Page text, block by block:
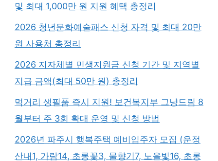
및 최대 1,000만 원 지원 혜택 총정리
2026 청년문화예술패스 신청 자격 및 최대 20만
원 사용처 총정리
2026 지자체별 민생지원금 신청 기간 및 지역별
지급 금액(최대 50만 원) 총정리
먹거리 생필품 즉시 지원! 보건복지부 그냥드림 8
월부터 주 3회 확대 운영 및 신청 방법
2026년 파주시 행복주택 예비입주자 모집 (운정
산내1, 가람14, 초롱꽃3, 물향기7, 노을빛16, 초롱